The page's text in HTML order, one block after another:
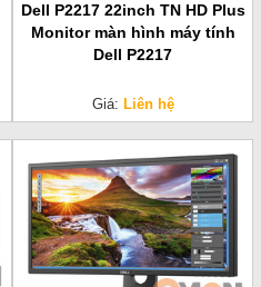
Dell P2217 22inch TN HD Plus
Monitor màn hình máy tính
Dell P2217
Giá: Liên hệ